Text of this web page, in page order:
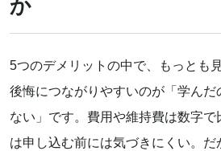
か
5つのデメリットの中で、もっとも
後悔につながりやすいのが「学ん
ない」です。費用や維持費は数字
は申し込む前には気づきにくい。